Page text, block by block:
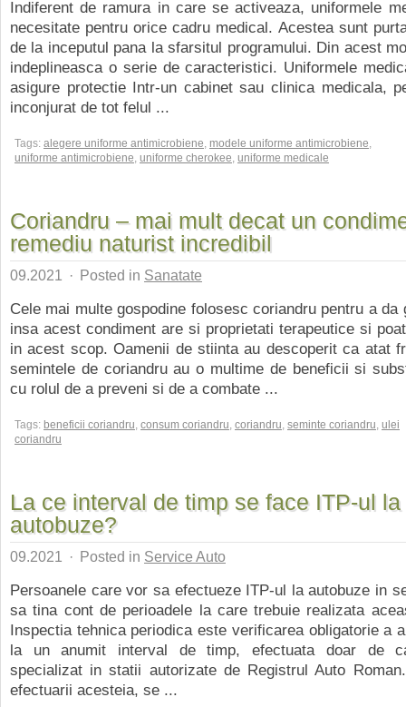
Indiferent de ramura in care se activeaza, uniformele
necesitate pentru orice cadru medical. Acestea sunt
de la inceputul pana la sfarsitul programului. Din acest
indeplineasca o serie de caracteristici. Uniformele
asigure protectie Intr-un cabinet sau clinica medicala,
inconjurat de tot felul ...
Tags: alegere uniforme antimicrobiene, modele uniforme antimicrobiene,
uniforme antimicrobiene, uniforme cherokee, uniforme medicale
Coriandru – mai mult decat un
remediu naturist incredibil
09.2021 · Posted in Sanatate
Cele mai multe gospodine folosesc coriandru pentru a da
insa acest condiment are si proprietati terapeutice si
in acest scop. Oamenii de stiinta au descoperit ca atat
semintele de coriandru au o multime de beneficii si
cu rolul de a preveni si de a combate ...
Tags: beneficii coriandru, consum coriandru, coriandru, seminte coriandru, ulei
coriandru
La ce interval de timp se face ITP-ul la
autobuze?
09.2021 · Posted in Service Auto
Persoanele care vor sa efectueze ITP-ul la autobuze in
sa tina cont de perioadele la care trebuie realizata
Inspectia tehnica periodica este verificarea obligatorie a
la un anumit interval de timp, efectuata doar de
specializat in statii autorizate de Registrul Auto
efectuarii acesteia, se ...